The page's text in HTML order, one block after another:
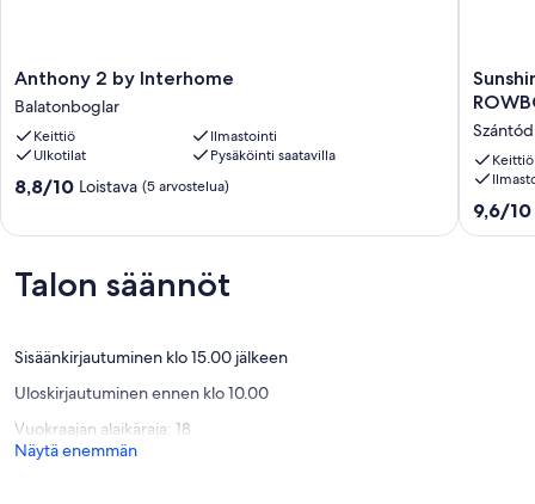
Anthony
2
by
Interhome
Balatonboglar
Anthony 2 by Interhome
Balatonboglar
Keittiö
Ilmastointi
Ulkotilat
Pysäköinti saatavilla
8.8
(5
arvostelua)
8,8/10 Loistava (5 arvostelua)
Beach
ON
THE
LAKE,
Szántód
Keittiö
9.6
kautta
9,6/10
Talon säännöt
Sisäänkirjautuminen klo 15.00 jälkeen
Uloskirjautuminen ennen klo 10.00
Vuokraajan alaikäraja: 18
Näytä enemmän